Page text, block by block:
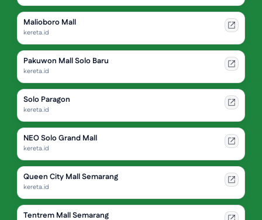
Malioboro Mall
kereta.id
Pakuwon Mall Solo Baru
kereta.id
Solo Paragon
kereta.id
NEO Solo Grand Mall
kereta.id
Queen City Mall Semarang
kereta.id
Tentrem Mall Semarang